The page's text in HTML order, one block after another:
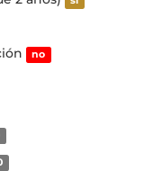
no